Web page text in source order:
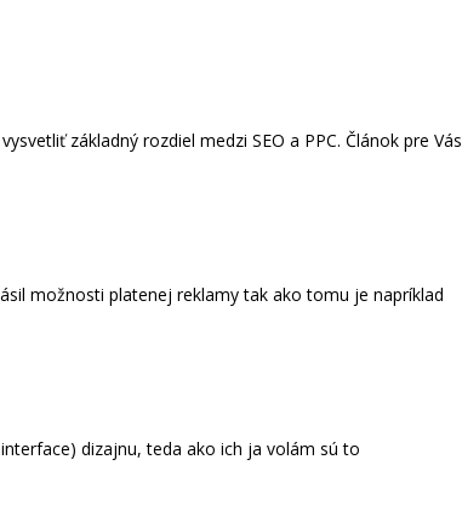
základný rozdiel medzi SEO a PPC. Článok pre Vás
možnosti platenej reklamy tak ako tomu je napríklad
dizajnu, teda ako ich ja volám sú to